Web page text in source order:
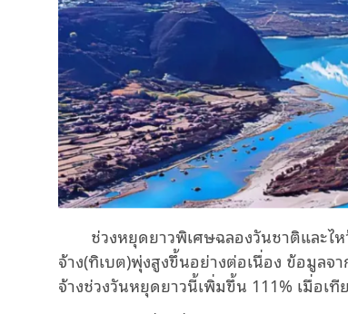
ช่วงหยุดยาวพิเศษฉลองวันชาติและไ
จ้าง(ทิเบต)พุ่งสูงขึ้นอย่างต่อเนื่อง ข้อมูลจ
จ้างช่วงวันหยุดยาวนี้เพิ่มขึ้น 111% เมื่อเ